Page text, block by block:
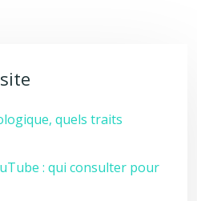
quels traits
: qui consulter pour